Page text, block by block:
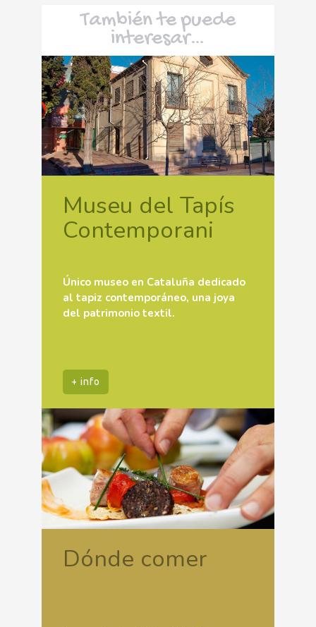
También te puede
interesar…
Museu del Tapís
Contemporani
Único museo en Cataluña dedicado
al tapiz contemporáneo, una joya
del patrimonio textil.
+ info
Dónde comer